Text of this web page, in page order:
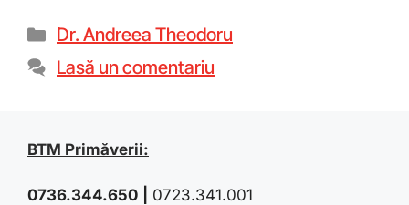
Dr. Andreea Theodoru
Lasă un comentariu
BTM Primăverii:
0736.344.650 0723.341.001